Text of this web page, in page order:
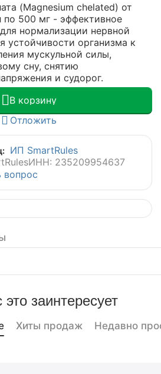
(Magnesium chelated) от
по 500 мг - эффективное
нормализации нервной
устойчивости организма к
мускульной силы,
сну, снятию
и судорог.
В корзину
Отложить
ИП SmartRules
ИНН: 235209954637
вопрос
заинтересует
Хиты продаж Недавно